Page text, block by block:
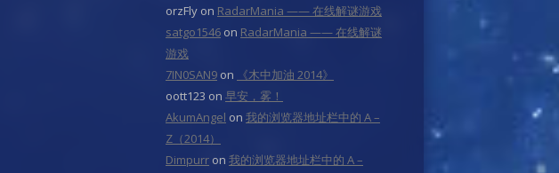
orzFly on RadarMania —— 在线解谜游戏
satgo1546 on RadarMania —— 在线解谜
游戏
7IN0SAN9 on
《木中加油 2014》
oott123 on 早安，雾！
AkumAngel on 我的浏览器地址栏中的 A –
Z（2014）
Dimpurr on 我的浏览器地址栏中的 A –